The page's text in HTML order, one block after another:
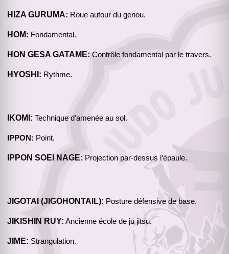
HIZA GURUMA: Roue autour du genou.
HOM: Fondamental.
HON GESA GATAME:Contrôle fondamental par le travers.
HYOSHI: Rythme.
IKOMI: Technique d’amenée au sol.
IPPON: Point.
IPPON SOEI NAGE: Projection par-dessus l’épaule.
JIGOTAI (JIGOHONTAIL): Posture défensive de base.
JIKISHIN RUY: Ancienne école de ju jitsu.
JIME: Strangulation.